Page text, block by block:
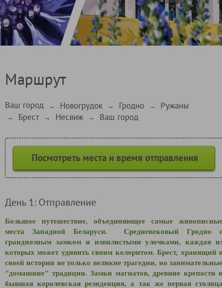
Маршрут
Ваш город → Новогрудок → Гродно → Ружаны
→ Брест → Несвиж → Ваш город
Посмотреть места и время отправления
День 1: Отправление
Большое путешествие, объединяющее самые
места Западной Беларуси. Средневековый Гродно
грандиозным замком и извилистыми улочками, каждая
которых может удивить своим колоритом. Брест, хранящий
своей истории не только великие трагедии, но
"домашние" традиции. Замки магнатов, древние крепости
бывшая королевская резиденция, а так же первая